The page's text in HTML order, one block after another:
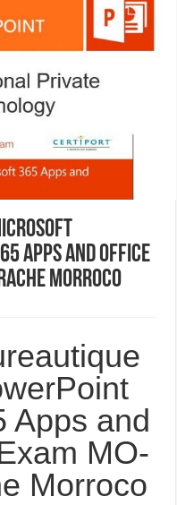
Apps and Office
Morroco
Apps and
MO-
Morroco